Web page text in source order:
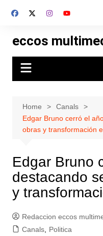
eccos
Home
Canals
Edgar Bruno cerró el
obras y transformación
Edgar Bruno
destacando
y
Redaccion eccos
Canals, Politica